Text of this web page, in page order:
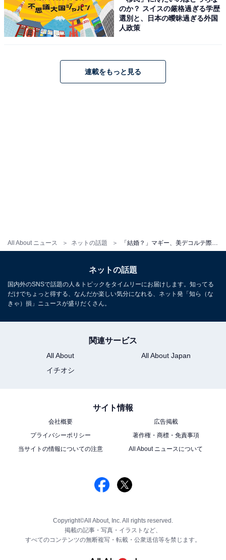
All About ニュース ネットの話題
のか？ スイスの厳格過ぎる学歴
選別と、日本の曖昧過ぎる外国
人政策
連載をもっと見る
ネットの話題
国内外のSNSで話題の人＆トピックをタイムリーにお届けします。知ってる
だけでちょっと得する、なんだか楽しい気分になれる、ネット発「知ら（な
きゃ）損」ニュースが盛りだくさん。
関連サービス
All About
All About Japan
イチオシ
サイト情報
会社概要
広告掲載
プライバシーポリシー
著作権・商標・免責事項
当サイトの情報についての注意
All About ニュースについて
Copyright©All About, Inc. All rights reserved.
掲載の記事・写真・イラストなど、
すべてのコンテンツの無断複写・転載・公衆送信等を禁じます。